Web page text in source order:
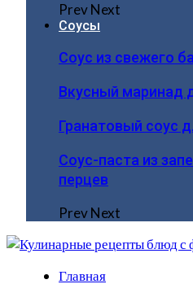
PrevNext
Соусы
Соус из свежего
Вкусный маринад
Гранатовый соус
Соус-паста из
перцев
PrevNext
Главная